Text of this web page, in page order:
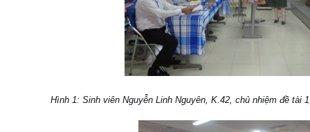
Hình 1: Sinh viên Nguyễn Linh Nguyên, K.42, chủ nhiệm đề tài